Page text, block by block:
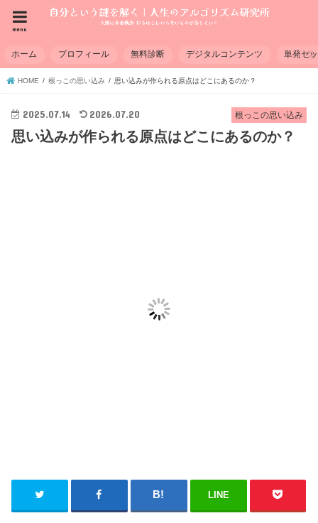
menu
ホーム プロフィール 無料診断 デジタルコンテンツ 単発セ
HOME 根っこの思い込み 思い込みが作られる原点はどこにあるのか？
根っこの思い込み
2025.07.14 2026.07.20
思い込みが作られる原点はどこにあるのか？
LINE